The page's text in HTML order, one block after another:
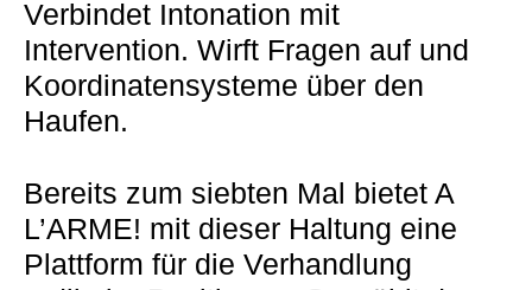
Verbindet Intonation mit
Intervention. Wirft Fragen auf und
Koordinatensysteme über den
Haufen.
Bereits zum siebten Mal bietet A
L’ARME! mit dieser Haltung eine
Plattform für die Verhandlung